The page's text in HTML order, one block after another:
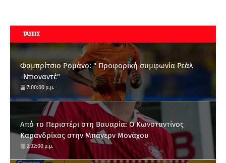
ΤΑΣΕΙΣ
Φαμπρίτσιο Ρομάνο: " Προφορική συμφωνία Ρεάλ
-Ντιοναντέ"
7:00:00 μ.μ.
Από το Περιστέρι στη Βαυαρία: O Κωνσταντίνος
Καρανδρίκας στην Μπάγερν Μονάχου
2:32:00 μ.μ.